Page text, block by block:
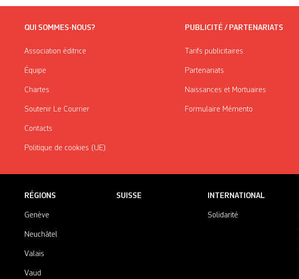
QUI SOMMES-NOUS?
Association éditrice
Équipe
Chartes
Soutenir Le Courrier
Contacts
Politique de cookies (UE)
PUBLICITÉ / PARTENARIATS
Tarifs publicitaires
Partenariats
Naissances et Mortuaires
Formulaire Mémento
RÉGIONS
Genève
Neuchâtel
Valais
Vaud
SUISSE INTERNATIONAL
Solidarité